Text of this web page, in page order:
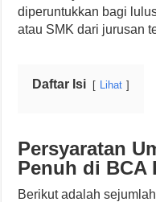
diperuntukkan bagi
atau SMK dari jurusan
Daftar Isi Lihat
Persyaratan
Penuh di
Berikut adalah